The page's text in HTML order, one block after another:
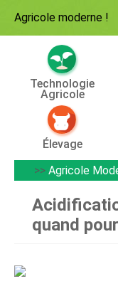
Agricole moderne !
Technologie
Agricole
Élevage
>> Agricole
quand